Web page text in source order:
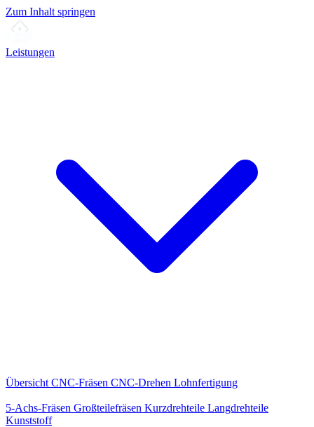
Zum Inhalt springen
Leistungen
Übersicht CNC-Fräsen CNC-Drehen Lohnfertigung
5-Achs-Fräsen Großteilefräsen Kurzdrehteile Langdrehteile
Kunststoff